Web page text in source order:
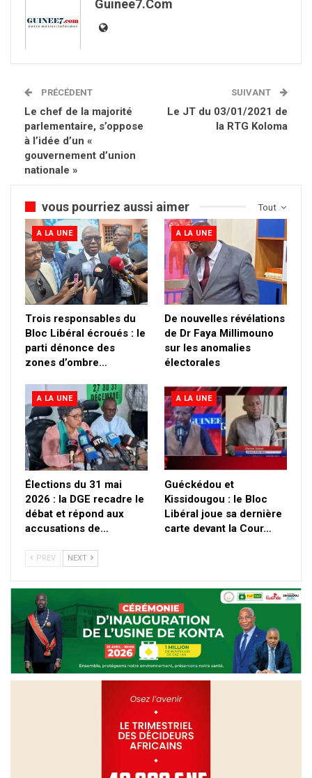
Guinee7.com
PRÉCÉDENT
Le chef de la majorité
parlementaire, s’oppose
à l’idée d’un «
gouvernement d’union
nationale »
SUIVANT
Le JT du 03/01/2021 de
la RTG Koloma
Tout
vous pourriez aussi aimer
A LA UNE
Trois responsables du
Bloc Libéral écroués : le
parti dénonce des
zones d’ombre…
A LA UNE
De nouvelles révélations
de Dr Faya Millimouno
sur les anomalies
électorales
A LA UNE
Élections du 31 mai
2026 : la DGE recadre le
débat et répond aux
accusations de…
A LA UNE
Guéckédou et
Kissidougou : le Bloc
Libéral joue sa dernière
carte devant la Cour…
PREV NEXT